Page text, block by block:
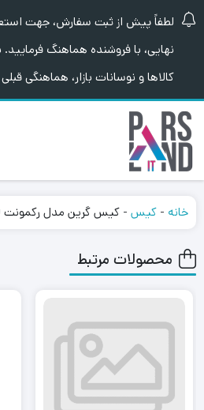
لطفاً پیش از ثبت سفارش، جهت
نهایی، با فروشنده هماهنگ فرمایید.
کالاها و نوسانات بازار، هماهنگی
خانه - کیس - کیس گرین مدل رکمونت G600
محصولات مرتبط